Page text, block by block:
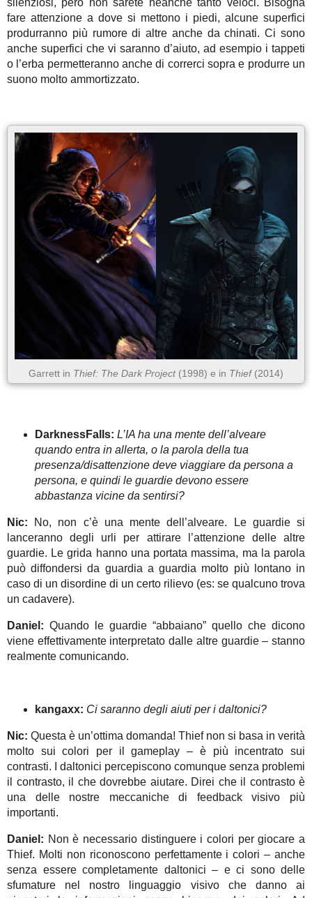
silenziosi, però non sarete neanche tanto veloci. Bisogna
fare attenzione a dove si mettono i piedi, alcune superfici
produrranno più rumore di altre anche da chinati. Ci sono
anche superfici che vi saranno d’aiuto, ad esempio i tappeti
o l’erba permetteranno anche di correrci sopra e produrre un
suono molto ammortizzato.
Garrett in Thief: The Dark Project(1998) e in Thief(2014)
DarknessFalls: L’IA ha una mente dell’alveare
quando entra in allerta, o la parola della tua
presenza/disattenzione deve viaggiare da persona a
persona, e quindi le guardie devono essere
abbastanza vicine da sentirsi?
Nic: No, non c’è una mente dell’alveare. Le guardie si
lanceranno degli urli per attirare l’attenzione delle altre
guardie. Le grida hanno una portata massima, ma la parola
può diffondersi da guardia a guardia molto più lontano in
caso di un disordine di un certo rilievo (es: se qualcuno trova
un cadavere).
Daniel: Quando le guardie “abbaiano” quello che dicono
viene effettivamente interpretato dalle altre guardie – stanno
realmente comunicando.
kangaxx: Ci saranno degli aiuti per i daltonici?
Nic: Questa è un’ottima domanda! Thief non si basa in verità
molto sui colori per il gameplay – è più incentrato sui
contrasti. I daltonici percepiscono comunque senza problemi
il contrasto, il che dovrebbe aiutare. Direi che il contrasto è
una delle nostre meccaniche di feedback visivo più
importanti.
Daniel: Non è necessario distinguere i colori per giocare a
Thief. Molti non riconoscono perfettamente i colori – anche
senza essere completamente daltonici – e ci sono delle
sfumature nel nostro linguaggio visivo che danno ai